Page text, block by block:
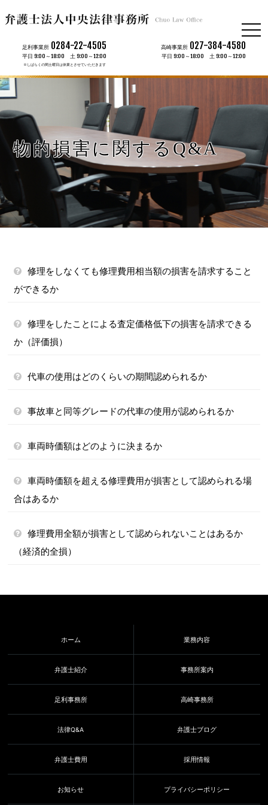
高崎事業所 027-384-4580
平日 9:00～18:00 土 9:00～12:00
足利事業所 0284-22-4505
平日 9:00～18:00 土 9:00～12:00
※しばらくの間土曜日は休業とさせていただきます
物的損害に関するQ&A
修理をしなくても修理費用相当額の損害を請求すること
ができるか
修理をしたことによる査定価格低下の損害を請求できる
か（評価損）
代車の使用はどのくらいの期間認められるか
事故車と同等グレードの代車の使用が認められるか
車両時価額はどのように決まるか
車両時価額を超える修理費用が損害として認められる場
合はあるか
修理費用全額が損害として認められないことはあるか
（経済的全損）
ホーム 業務内容
弁護士紹介 事務所案内
足利事務所 高崎事務所
法律Q&A 弁護士ブログ
弁護士費用 採用情報
お知らせ プライバシーポリシー